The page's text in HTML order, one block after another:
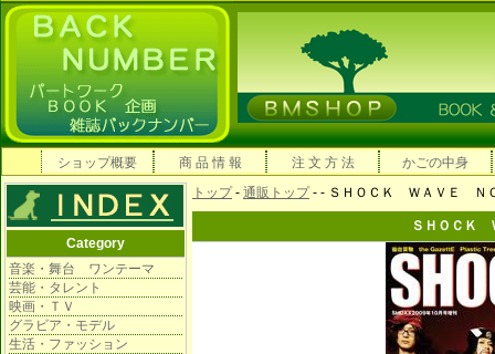
ショップ概要 商 品 情 報 注 文 方 法 かごの中身
Category
音楽・舞台 ワンテーマ
芸能・タレント
映画・ＴＶ
グラビア・モデル
生活・ファッション
トップ- 通販トップ- - ＳＨＯＣＫ ＷＡＶＥ Ｎ
ＳＨＯＣＫ